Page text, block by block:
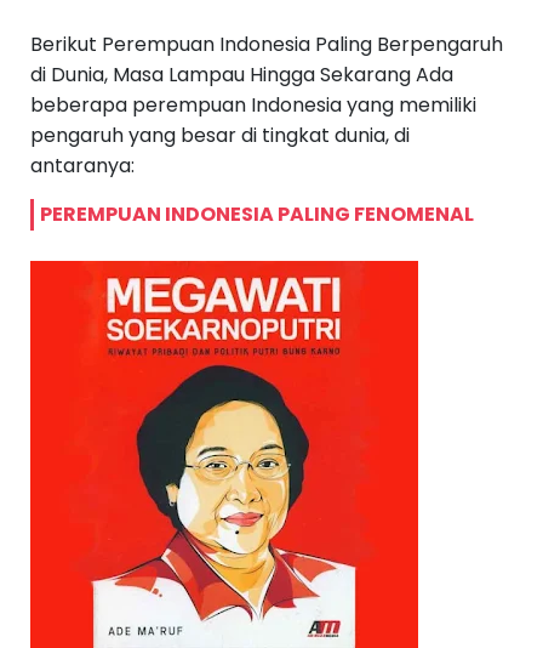
Berikut Perempuan Indonesia Paling Berpengaruh
di Dunia, Masa Lampau Hingga Sekarang Ada
beberapa perempuan Indonesia yang memiliki
pengaruh yang besar di tingkat dunia, di
antaranya:
PEREMPUAN INDONESIA PALING FENOMENAL